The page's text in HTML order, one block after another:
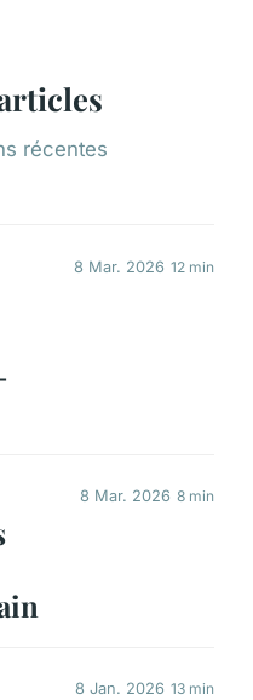
récentes
8 Mar. 2026 12 min
8 Mar. 2026 8 min
8 Jan. 2026 13 min